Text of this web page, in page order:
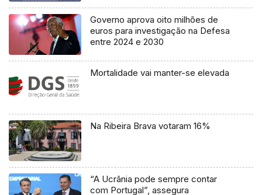
Governo aprova oito milhões de
euros para investigação na Defesa
entre 2024 e 2030
Mortalidade vai manter-se elevada
Na Ribeira Brava votaram 16%
“A Ucrânia pode sempre contar
com Portugal”, assegura